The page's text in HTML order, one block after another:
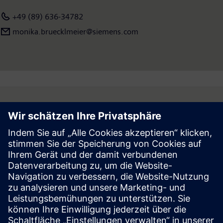
+49 (89) 636-34782
monika.bruecklmeier@siemens.com
Follow
Press | Company | Siemens
© Siemens 1996 – 2026
Corporate Information